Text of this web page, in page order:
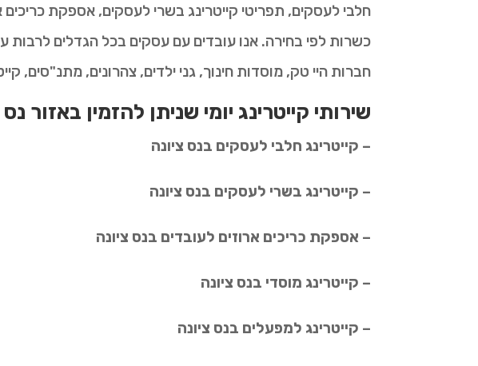
חלבי לעסקים, תפריטי קייטרינג בשרי לעסקים, אספקת כריכים
כשרות לפי בחירה. אנו עובדים עם עסקים בכל הגדלים לרבות
חברות היי טק, מוסדות חינוך, גני ילדים, צהרונים, מתנ"סים,
שירותי קייטרינג יומי שניתן להזמין באזור
– קייטרינג חלבי לעסקים בנס ציונה
– קייטרינג בשרי לעסקים בנס ציונה
– אספקת כריכים ארוזים לעובדים בנס ציונה
– קייטרינג מוסדי בנס ציונה
– קייטרינג למפעלים בנס ציונה